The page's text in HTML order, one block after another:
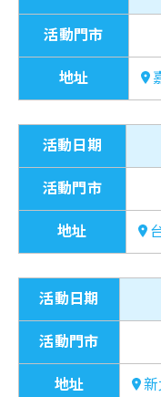
活動門市
地址
活動日期
活動門市
地址
活動日期
活動門市
地址